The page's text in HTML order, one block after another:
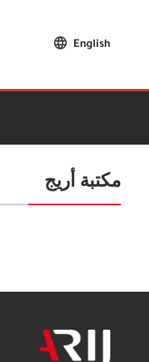
English
مكتبة أريج